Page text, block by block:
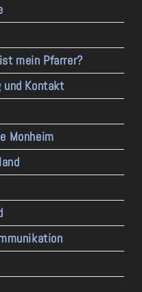
mein Pfarrer?
und Kontakt
Monheim